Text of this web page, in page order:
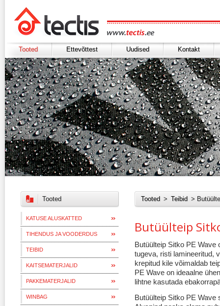
Tooted Ettevõttest Uudised Kontakt
Tooted
KATUSE ALUSKATTED
TIHENDUS JA VOODERDUS
TEIBID
KAITSEMATERJALID
PAKKEMATERJALID
WINBAG
Tooted > Teibid >
Butüülteip
Butüülteip Sitko PE Wave
tugeva, risti lamineeritud,
krepitud kile võimaldab
PE Wave on ideaalne
lihtne kasutada
Butüülteip Sitko PE Wave